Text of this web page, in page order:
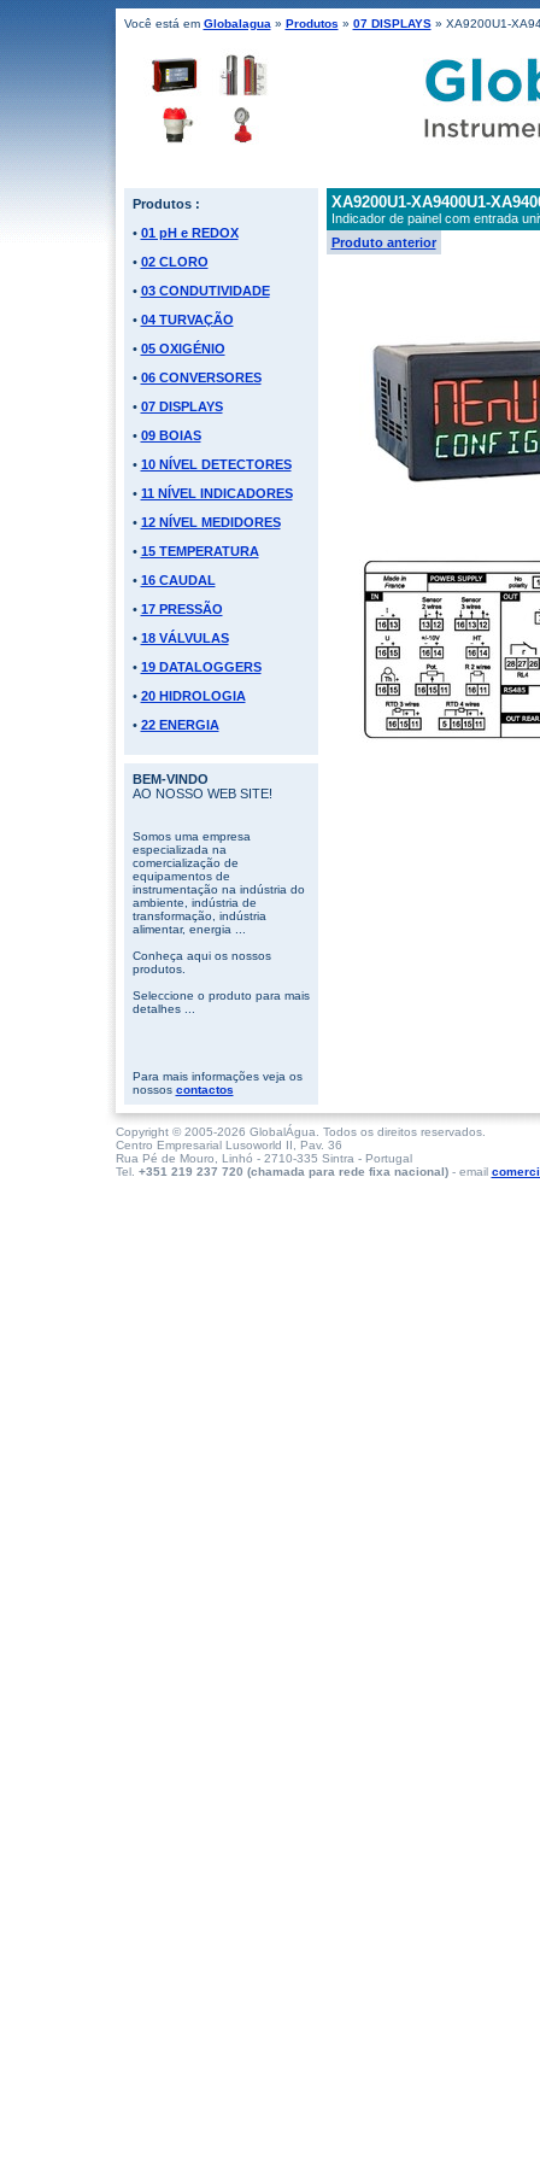
Você está em Globalagua » Produtos » 07 DISPLAYS» XA9200U1-
Produtos :
• 01 pH e REDOX
• 02 CLORO
• 03 CONDUTIVIDADE
• 04 TURVAÇÃO
• 05 OXIGÉNIO
• 06 CONVERSORES
• 07 DISPLAYS
• 09 BOIAS
• 10 NÍVEL DETECTORES
• 11 NÍVEL INDICADORES
• 12 NÍVEL MEDIDORES
• 15 TEMPERATURA
• 16 CAUDAL
• 17 PRESSÃO
• 18 VÁLVULAS
• 19 DATALOGGERS
• 20 HIDROLOGIA
• 22 ENERGIA
BEM-VINDO
AO NOSSO WEB SITE!
Somos uma empresa
especializada na
comercialização de
equipamentos de
instrumentação na indústria do
ambiente, indústria de
transformação, indústria
alimentar, energia ...
Conheça aqui os nossos
produtos.
Seleccione o produto para mais
detalhes ...
Para mais informações veja os
nossos contactos
XA9200U1-XA9400U1-
Indicador de painel com entrada
Produto anterior
Copyright © 2005-2026 GlobalÁgua. Todos os direitos reservados.
Centro Empresarial Lusoworld II, Pav. 36
Rua Pé de Mouro, Linhó - 2710-335 Sintra - Portugal
Tel. +351 219 237 720 (chamada para rede fixa nacional)- email